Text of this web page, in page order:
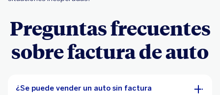
Preguntas frecuentes
sobre factura de auto
¿Se puede vender un auto sin factura